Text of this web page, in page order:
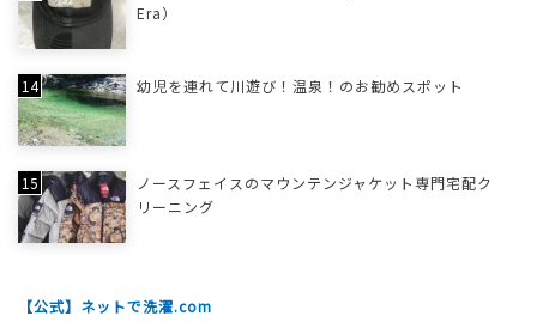
Era）
幼児を連れて川遊び！温泉！のお勧めスポット
ノースフェイスのマウンテンジャケット専門宅配ク
リーニング
【公式】ネットで洗濯.com